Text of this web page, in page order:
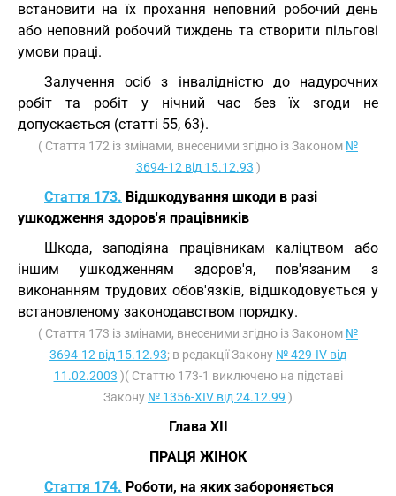
встановити на їх прохання неповний робочий день
або неповний робочий тиждень та створити пільгові
умови праці.
Залучення осіб з інвалідністю до надурочних
робіт та робіт у нічний час без їх згоди не
допускається (статті 55, 63).
( Стаття 172 із змінами, внесеними згідно із Законом №
3694-12 від 15.12.93 )
Стаття 173. Відшкодування шкоди в разі
ушкодження здоров'я працівників
Шкода, заподіяна працівникам каліцтвом або
іншим ушкодженням здоров'я, пов'язаним з
виконанням трудових обов'язків, відшкодовується у
встановленому законодавством порядку.
( Стаття 173 із змінами, внесеними згідно із Законом №
3694-12 від 15.12.93; в редакції Закону № 429-IV від
11.02.2003 )( Статтю 173-1 виключено на підставі
Закону № 1356-XIV від 24.12.99 )
Глава XII
ПРАЦЯ ЖІНОК
Стаття 174. Роботи, на яких забороняється